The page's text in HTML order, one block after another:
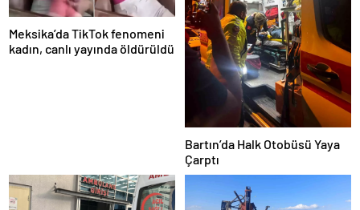
Meksika’da TikTok fenomeni
kadın, canlı yayında öldürüldü
Bartın’da Halk Otobüsü Yaya
Çarptı